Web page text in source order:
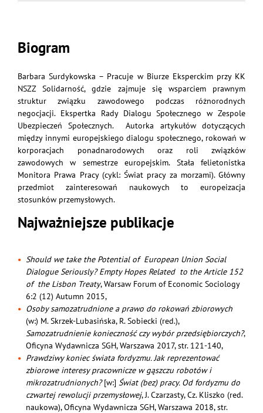
Biogram
Barbara Surdykowska – Pracuje w Biurze Eksperckim przy KK
NSZZ Solidarność, gdzie zajmuje się wsparciem prawnym
struktur związku zawodowego podczas różnorodnych
negocjacji. Ekspertka Rady Dialogu Społecznego w Zespole
Ubezpieczeń Społecznych. Autorka artykułów dotyczących
między innymi europejskiego dialogu społecznego, rokowań w
korporacjach ponadnarodowych oraz roli związków
zawodowych w semestrze europejskim. Stała felietonistka
Monitora Prawa Pracy (cykl: Świat pracy za morzami). Główny
przedmiot zainteresowań naukowych to europeizacja
stosunków przemysłowych.
Najważniejsze publikacje
Should we take the Potential of European Union Social
Dialogue Seriously? Empty Hopes Related to the Article 152
of the Lisbon Treaty, Warsaw Forum of Economic Sociology
6:2 (12) Autumn 2015,
Osoby samozatrudnione a prawo do rokowań zbiorowych
(w:) M. Skrzek-Lubasińska, R. Sobiecki (red.),
Samozatrudnienie konieczność czy wybór przedsiębiorczych?,
Oficyna Wydawnicza SGH, Warszawa 2017, str. 121-140,
Prawdziwy koniec świata fordyzmu. Jak reprezentować
zbiorowe interesy pracownicze w gąszczu robotów i
mikrozatrudnionych?[w:] Świat (bez) pracy. Od fordyzmu do
czwartej rewolucji przemysłowej, J. Czarzasty, Cz. Kliszko (red.
naukowa), Oficyna Wydawnicza SGH, Warszawa 2018, str.